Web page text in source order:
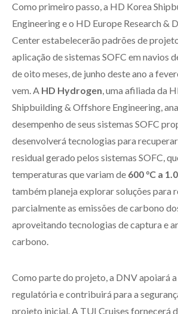
Como primeiro passo, a HD Korea
Engineering e o HD Europe Research &
Center estabelecerão padrões de
aplicação de sistemas SOFC em navios
de oito meses, de junho deste ano a
vem. A HD Hydrogen, uma afiliada da
Shipbuilding & Offshore Engineering,
desempenho de seus sistemas SOFC
desenvolverá tecnologias para
residual gerado pelos sistemas SOFC,
temperaturas que variam de 600 °C a
também planeja explorar soluções para
parcialmente as emissões de carbono
aproveitando tecnologias de captura e
carbono.
Como parte do projeto, a DNV apoiará
regulatória e contribuirá para a
projeto inicial. A TUI Cruises fornecerá